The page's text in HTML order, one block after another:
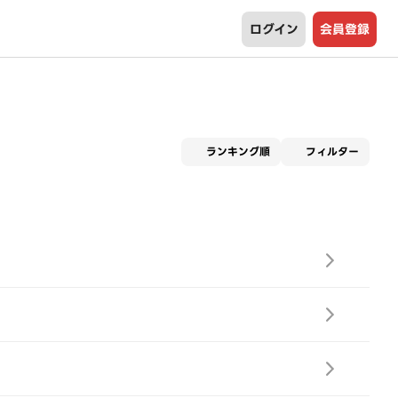
ログイン 会員登録
ランキング順 フィルター